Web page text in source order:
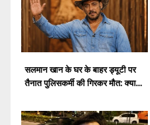
सलमान खान के घर के बाहर ड्यूटी पर
तैनात पुलिसकर्मी की गिरकर मौत: क्या...